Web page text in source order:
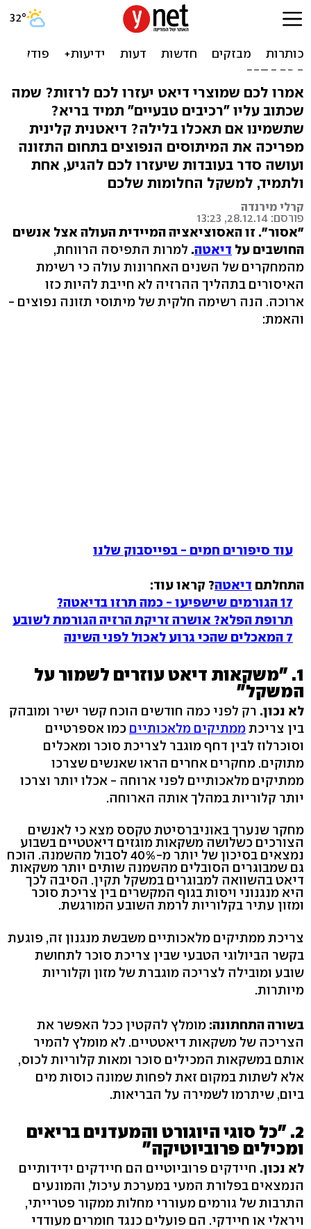
שוקולד מריר? מזיק. לחם
מלא? עובדים עליכם. מיתוסי
תזונה
אמרו לכם שמוצרי דיאט יעזרו לכם לרזות? שמה
שכתוב עליו "רכיבים טבעיים" תמיד בריא?
שתשמינו אם תאכלו בלילה? דיאטנית קלינית
מפריכה את המיתוסים הנפוצים בתחום התזונה
ועושה סדר בעובדות שיעזרו לכם להגיע, אחת
ולתמיד, למשקל החלומות שלכם
קרלי מירנדה
פורסם: 28.12.14, 13:23
"אסור". זו האסוציאציה המיידית העולה אצל אנשים
החושבים על דיאטה. למרות התפיסה הרווחת,
מהמחקרים של השנים האחרונות עולה כי רשימת
האיסורים בתהליך ההרזיה לא חייבת להיות כזו
ארוכה. הנה רשימה חלקית של מיתוסי תזונה נפוצים -
והאמת:
עוד סיפורים חמים - בפייסבוק שלנו
התחלתם דיאטה? קראו עוד:
17 הגורמים שישפיעו - כמה תרזו בדיאטה?
תרופת הפלא? אושרה זריקת הרזיה הגורמת לשובע
7 המאכלים שהכי גרוע לאכול לפני השינה
1. "משקאות דיאט עוזרים לשמור על
המשקל"
לא נכון. רק לפני כמה חודשים הוכח קשר ישיר ומובהק
בין צריכתממתיקים מלאכותיים כמו אספרטיים
וסוכרלוז לבין דחף מוגבר לצריכת סוכר ומאכלים
מתוקים. מחקרים אחרים הראו שאנשים שצרכו
ממתיקים מלאכותיים לפני ארוחה - אכלו יותר וצרכו
יותר קלוריות במהלך אותה הארוחה.
מחקר שנערך באוניברסיטת טקסס מצא כי לאנשים
הצורכים כשלושה משקאות מוגזים דיאטטיים בשבוע
נמצאים בסיכון של יותר מ-40% לסבול מהשמנה. הוכח
גם שמבוגרים הסובלים מהשמנה שותים יותר משקאות
דיאט בהשוואה למבוגרים במשקל תקין. הסיבה לכך
היא מנגנוני ויסות בגוף המקשרים בין צריכת סוכר
ומזון עתיר בקלוריות לרמת השובע המורגשת.
צריכת ממתיקים מלאכותיים משבשת מנגנון זה, פוגעת
בקשר הביולוגי הטבעי שבין צריכת סוכר לתחושת
שובע ומובילה לצריכה מוגברת של מזון וקלוריות
מיותרות.
בשורה התחתונה: מומלץ להקטין ככל האפשר את
הצריכה של משקאות דיאטטיים. לא מומלץ להמיר
אותם במשקאות המכילים סוכר ומאות קלוריות לכוס,
אלא לשתות במקום זאת לפחות שמונה כוסות מים
ביום, שיתרמו לשמירה על הבריאות.
2. "כל סוגי היוגורט והמעדנים בריאים
ומכילים פרוביוטיקה"
לא נכון. חיידקים פרוביוטיים הם חיידקים ידידותיים
הנמצאים בפלורת המעי במערכת עיכול, והמונעים
התרבות של גורמים מעוררי מחלות ממקור פטרייתי,
ויראלי או חיידקי. הם פועלים כנגד חומרים מעודדי